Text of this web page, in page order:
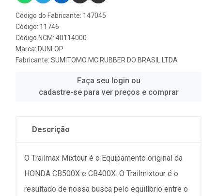
Código do Fabricante: 147045
Código: 11746
Código NCM: 40114000
Marca: DUNLOP
Fabricante: SUMITOMO MC RUBBER DO BRASIL LTDA
Faça seu login ou
cadastre-se para ver preços e comprar
Descrição
O Trailmax Mixtour é o Equipamento original da
HONDA CB500X e CB400X. O Trailmixtour é o
resultado de nossa busca pelo equilíbrio entre o